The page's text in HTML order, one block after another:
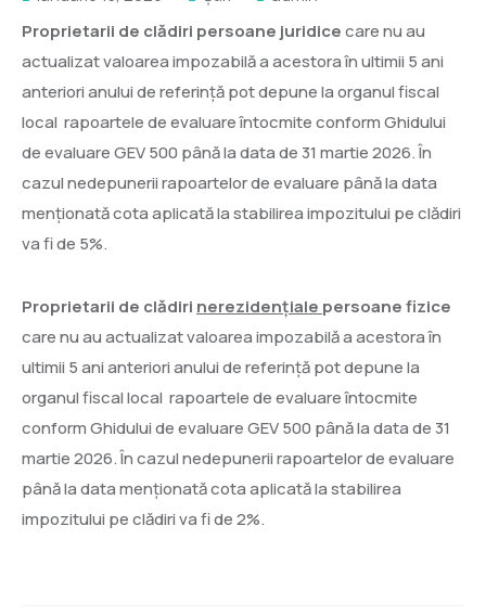
Proprietarii de clădiri persoane juridicecare nu au
actualizat valoarea impozabilă a acestora în ultimii 5 ani
anteriori anului de referinţă pot depune la organul fiscal
local rapoartele de evaluare întocmite conform Ghidului
de evaluare GEV 500 până la data de 31 martie 2026. În
cazul nedepunerii rapoartelor de evaluare până la data
menționată cota aplicată la stabilirea impozitului pe clădiri
va fi de 5%.
Proprietarii de clădiri nerezidențiale persoane fizice
care nu au actualizat valoarea impozabilă a acestora în
ultimii 5 ani anteriori anului de referinţă pot depune la
organul fiscal local rapoartele de evaluare întocmite
conform Ghidului de evaluare GEV 500 până la data de 31
martie 2026. În cazul nedepunerii rapoartelor de evaluare
până la data menționată cota aplicată la stabilirea
impozitului pe clădiri va fi de 2%.